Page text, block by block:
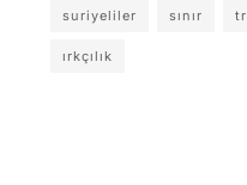
suriyeliler sınır
ırkçılık